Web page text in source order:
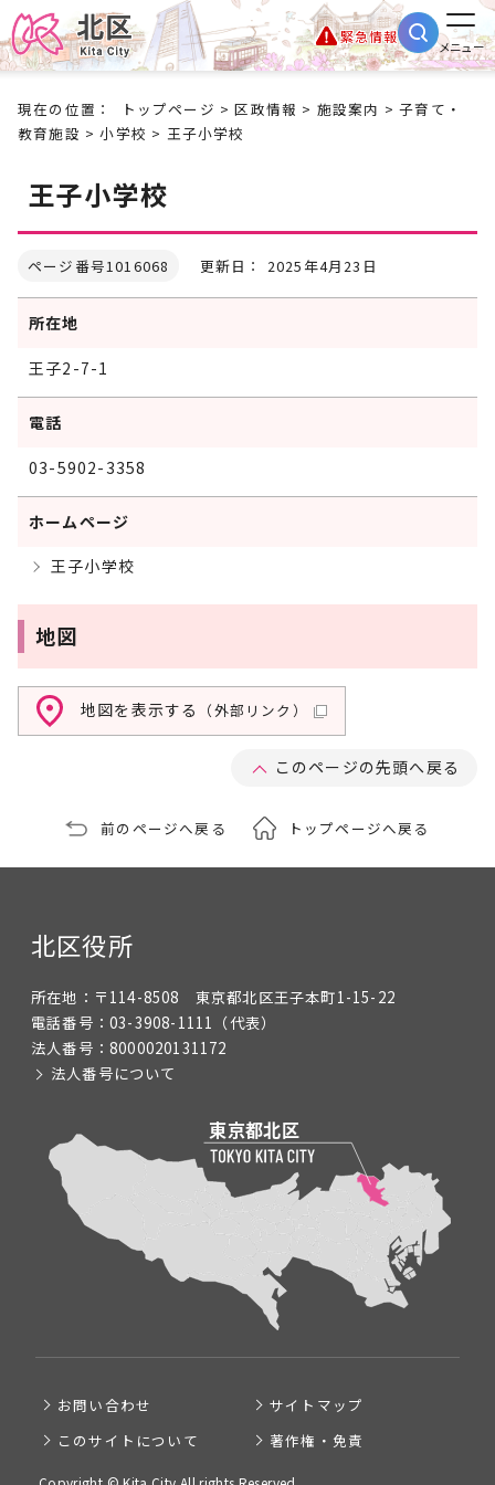
緊急情報
メニュー
現在の位置： トップページ >区政情報 > 施設案内 >子育て・
教育施設 >小学校 > 王子小学校
王子小学校
ページ番号1016068 更新日： 2025年4月23日
所在地
王子2-7-1
電話
03-5902-3358
ホームページ
王子小学校
地図
地図を表示する （外部リンク）
このページの先頭へ戻る
前のページへ戻る トップページへ戻る
北区役所
所在地： 〒114-8508 東京都北区王子本町1-15-22
電話番号： 03-3908-1111 （代表）
法人番号： 8000020131172
法人番号について
お問い合わせ
サイトマップ
このサイトについて
著作権・免責